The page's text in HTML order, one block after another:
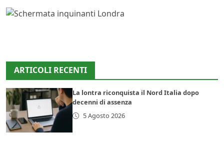
ARTICOLI RECENTI
La lontra riconquista il Nord Italia dopo
decenni di assenza
5 Agosto 2026